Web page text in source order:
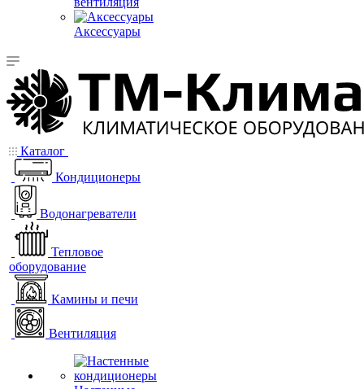
Аксессуары
Каталог
Кондиционеры
Водонагреватели
Тепловое
оборудование
Камины и печи
Вентиляция